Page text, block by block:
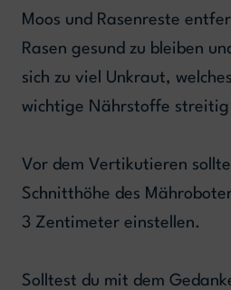
Moos und Rasenreste
Rasen gesund zu bleiben
sich zu viel Unkraut,
wichtige Nährstoffe streitig
Vor dem Vertikutieren
Schnitthöhe des
3 Zentimeter einstellen.
Solltest du mit dem